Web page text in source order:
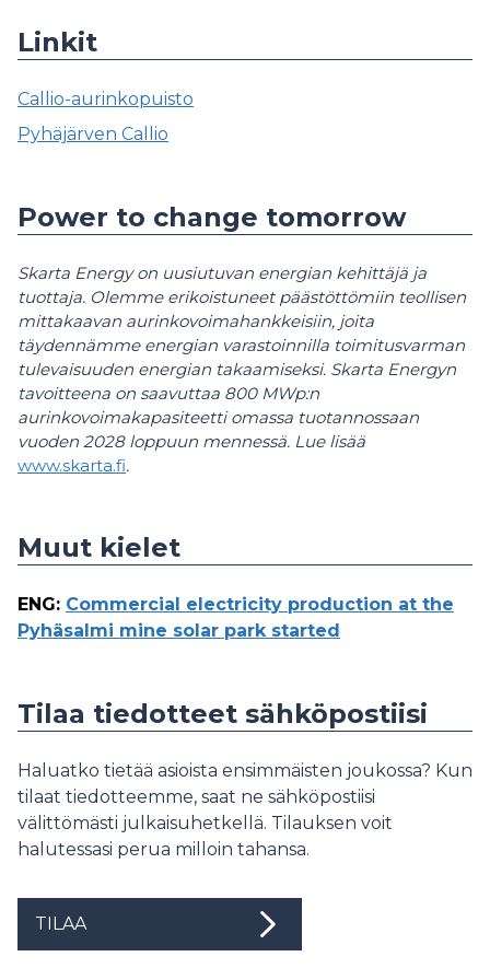
Linkit
Callio-aurinkopuisto
Pyhäjärven Callio
Power to change tomorrow
Skarta Energy on uusiutuvan energian kehittäjä ja
tuottaja. Olemme erikoistuneet päästöttömiin teollisen
mittakaavan aurinkovoimahankkeisiin, joita
täydennämme energian varastoinnilla toimitusvarman
tulevaisuuden energian takaamiseksi. Skarta Energyn
tavoitteena on saavuttaa 800 MWp:n
aurinkovoimakapasiteetti omassa tuotannossaan
vuoden 2028 loppuun mennessä. Lue lisää
www.skarta.fi.
Muut kielet
ENG: Commercial electricity production at the
Pyhäsalmi mine solar park started
Tilaa tiedotteet sähköpostiisi
Haluatko tietää asioista ensimmäisten joukossa? Kun
tilaat tiedotteemme, saat ne sähköpostiisi
välittömästi julkaisuhetkellä. Tilauksen voit
halutessasi perua milloin tahansa.
TILAA